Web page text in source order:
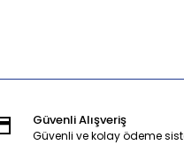
Güvenli Alışveriş
Güvenli ve kolay ödeme